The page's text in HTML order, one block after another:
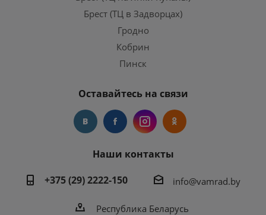
Брест (ТЦ в Задворцах)
Гродно
Кобрин
Пинск
Оставайтесь на связи
Наши контакты
+375 (29) 2222-150
info@vamrad.by
Республика Беларусь